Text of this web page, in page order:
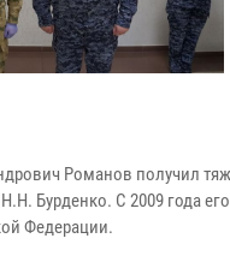
Романов получил
Бурденко. С 2009 года
Федерации.